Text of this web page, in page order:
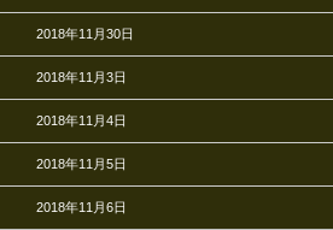
2018年11月30日
2018年11月3日
2018年11月4日
2018年11月5日
2018年11月6日